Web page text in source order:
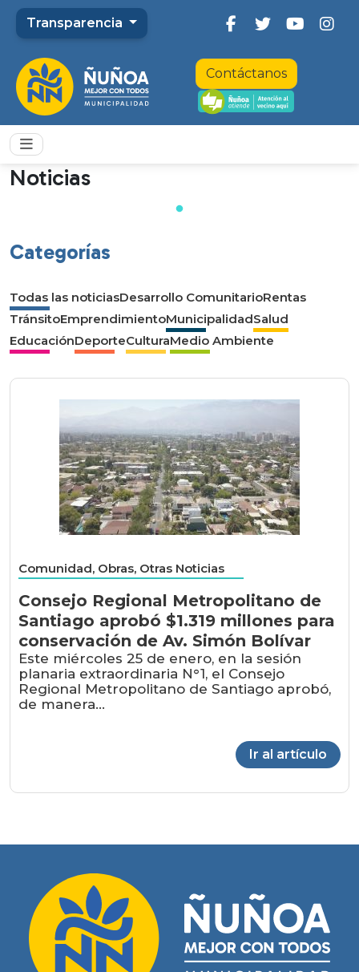
Transparencia
Contáctanos
Noticias
Comunidad, Obras, Otras Noticias
Consejo Regional Metropolitano de
Santiago aprobó $1.319 millones para
conservación de Av. Simón Bolívar
Este miércoles 25 de enero, en la sesión
planaria extraordinaria N°1, el Consejo
Regional Metropolitano de Santiago aprobó,
de manera...
Ir al artículo
Categorías
Todas las noticiasDesarrollo ComunitarioRentas
TránsitoEmprendimientoMunicipalidadSalud
EducaciónDeporteCulturaMedio Ambiente